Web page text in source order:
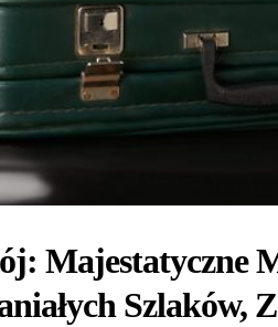
Majestatyczne
Szlaków,